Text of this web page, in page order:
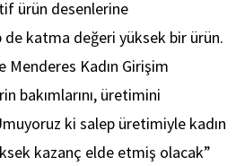
ürün desenlerine
katma değeri yüksek bir ürün.
Kadın Girişim
bakımlarını, üretimini
ki salep üretimiyle kadın
kazanç elde etmiş olacak”